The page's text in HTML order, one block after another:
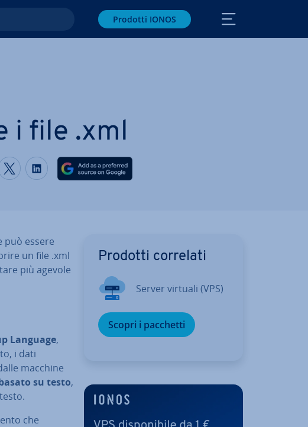
Prodotti IONOS
i file .xml
via Facebook
Condividi via Twitter
Condividi via LinkedIN
può essere
un file .xml
più agevole
Language,
i dati
macchine
su testo,
che
Prodotti correlati
Server virtuali (VPS)
Scopri i pacchetti